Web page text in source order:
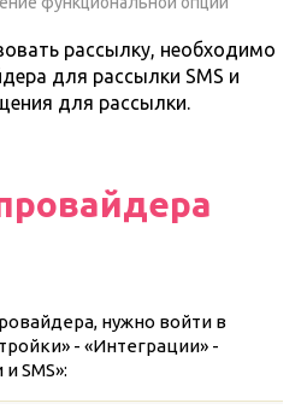
рассылку, необходимо
для рассылки SMS и
для рассылки.
нужно войти в
- «Интеграции» -
SMS»: